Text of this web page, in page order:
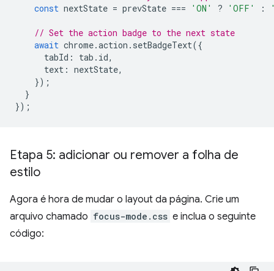
const nextState = prevState === 'ON' ? 'OFF' :
// Set the action badge to the next state
await chrome.action . setBadgeText({
tabId : tab . id,
text : nextState,
});
}
});
Etapa 5: adicionar ou remover a folha de
estilo
Agora é hora de mudar o layout da página. Crie um
arquivo chamado focus-mode.css e inclua o seguinte
código: